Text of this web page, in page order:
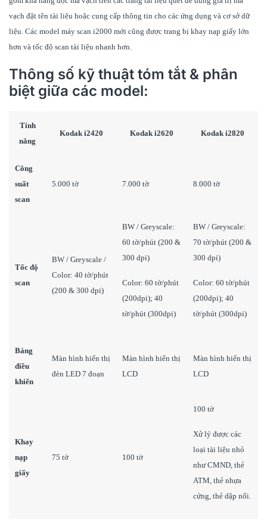
vạch đặt tên tài liệu hoặc cung cấp thông tin cho các ứng dụng và cơ sở dữ
liệu. Các model máy scan i2000 mới cũng được trang bị khay nạp giấy lớn
hơn và tốc độ scan tài liệu nhanh hơn.
Thông số kỹ thuật tóm tắt & phân
biệt giữa các model:
Tính
năng
Kodak i2420 Kodak i2620 Kodak i2820
Công
suất
scan
5.000 tờ 7.000 tờ 8.000 tờ
Tốc độ
scan
BW / Greyscale /
Color: 40 tờ/phút
(200 & 300 dpi)
BW / Greyscale:
60 tờ/phút (200 &
300 dpi)
Color: 60 tờ/phút
(200dpi); 40
tờ/phút (300dpi)
BW / Greyscale:
70 tờ/phút (200 &
300 dpi)
Color: 60 tờ/phút
(200dpi); 40
tờ/phút (300dpi)
Bảng
điều
khiển
Màn hình hiển thị
đèn LED 7 đoạn
Màn hình hiển thị
LCD
Màn hình hiển thị
LCD
Khay
nạp
giấy
75 tờ 100 tờ
100 tờ
Xử lý được các
loại tài liệu nhỏ
như CMND, thẻ
ATM, thẻ nhựa
cứng, thẻ dập nổi.